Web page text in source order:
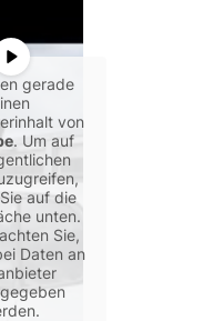
gerade
von
. Um auf
auf die
unten.
Sie,
Daten an